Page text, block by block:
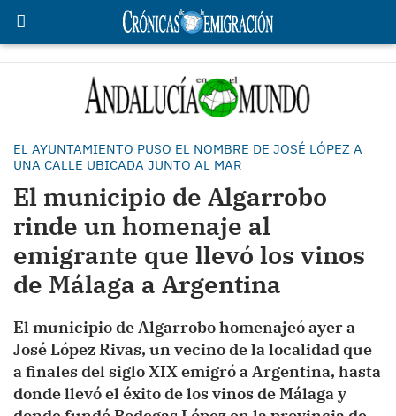
EL AYUNTAMIENTO PUSO EL NOMBRE DE JOSÉ LÓPEZ A
UNA CALLE UBICADA JUNTO AL MAR
El municipio de Algarrobo
rinde un homenaje al
emigrante que llevó los vinos
de Málaga a Argentina
El municipio de Algarrobo homenajeó ayer a
José López Rivas, un vecino de la localidad que
a finales del siglo XIX emigró a Argentina, hasta
donde llevó el éxito de los vinos de Málaga y